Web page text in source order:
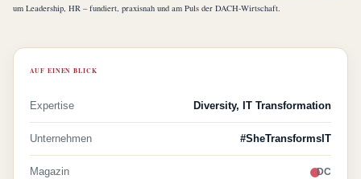
um Leadership, HR – fundiert, praxisnah und am Puls der DACH-Wirtschaft.
AUF EINEN BLICK
Expertise Diversity, IT Transformation
Unternehmen #SheTransformsIT
Magazin DC